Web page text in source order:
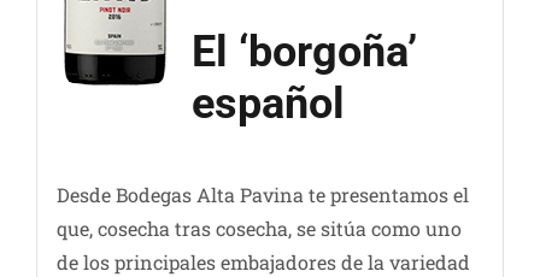
El ‘borgoña’
español
Desde Bodegas Alta Pavina te presentamos el
que, cosecha tras cosecha, se sitúa como uno
de los principales embajadores de la variedad